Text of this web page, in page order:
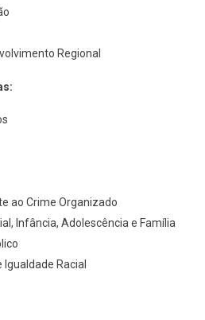
Regional
ao Crime Organizado
Infância, Adolescência e Família
Racial